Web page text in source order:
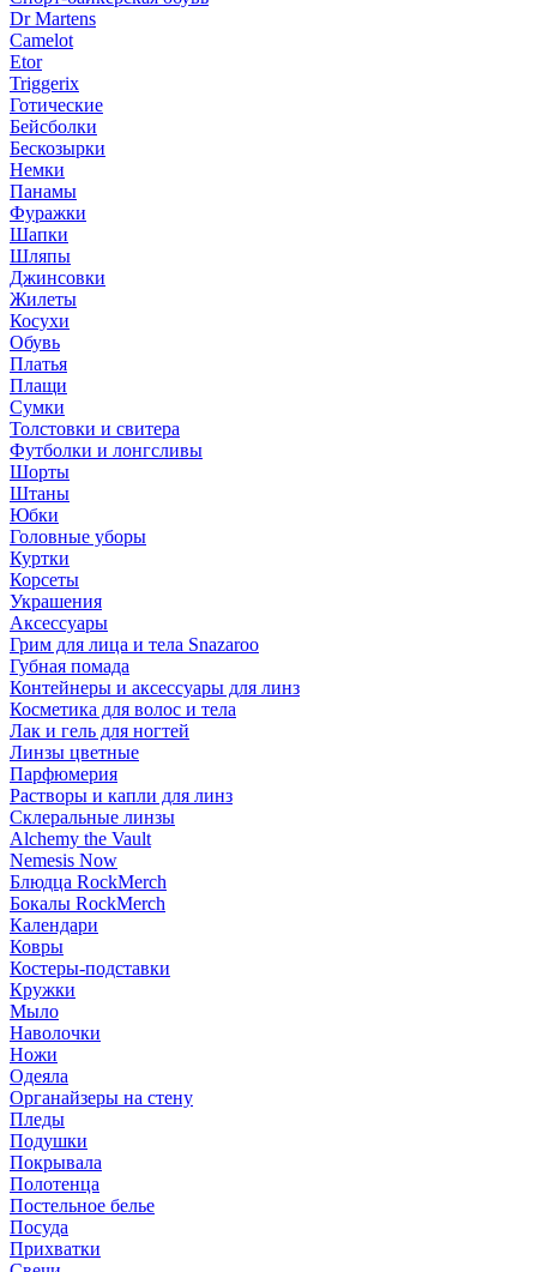
Dr Martens
Camelot
Etor
Triggerix
Готические
Бейсболки
Бескозырки
Немки
Панамы
Фуражки
Шапки
Шляпы
Джинсовки
Жилеты
Косухи
Обувь
Платья
Плащи
Сумки
Толстовки и свитера
Футболки и лонгсливы
Шорты
Штаны
Юбки
Головные уборы
Куртки
Корсеты
Украшения
Аксессуары
Грим для лица и тела Snazaroo
Губная помада
Контейнеры и аксессуары для линз
Косметика для волос и тела
Лак и гель для ногтей
Линзы цветные
Парфюмерия
Растворы и капли для линз
Склеральные линзы
Alchemy the Vault
Nemesis Now
Блюдца RockMerch
Бокалы RockMerch
Календари
Ковры
Костеры-подставки
Кружки
Мыло
Наволочки
Ножи
Одеяла
Органайзеры на стену
Пледы
Подушки
Покрывала
Полотенца
Постельное белье
Посуда
Прихватки